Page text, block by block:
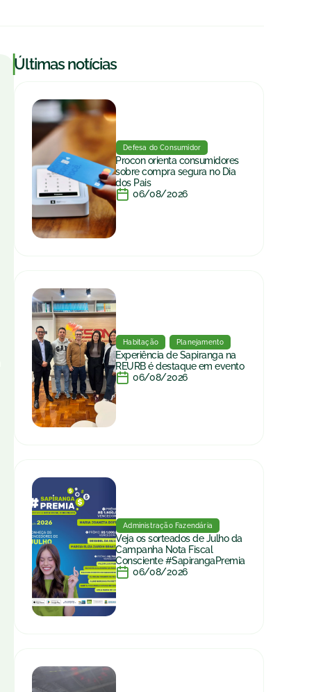
|Últimas notícias
Defesa do Consumidor
Procon orienta consumidores
sobre compra segura no Dia
dos Pais
06/08/2026
Habitação Planejamento
Experiência de Sapiranga na
REURB é destaque em evento
06/08/2026
Administração Fazendária
Veja os sorteados de Julho da
Campanha Nota Fiscal
Consciente #SapirangaPremia
06/08/2026